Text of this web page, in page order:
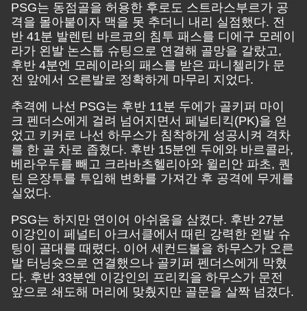
PSG는 동점골을 허용한 후로도 스트라스부르가 공
격을 몰아붙이자 맥을 못 추더니 내리 실점했다. 전
반 41분 발렌틴 바르코의 침투 패스를 디에구 모레이
라가 왼발 논스톱 슈팅으로 연결해 골망을 갈랐고,
후반 4분엔 모레이라의 패스를 받은 파니첼리가 문
전 앞에서 오른발로 정확하게 마무리 지었다.
추격에 나선 PSG는 후반 11분 두에가 골키퍼 마이
크 펜더스에게 걸려 넘어지면서 페널티킥(PK)을 얻
었고 키커로 나선 하무스가 침착하게 성공시켜 격차
를 한 골 차로 좁혔다. 후반 15분엔 두에와 바르콜라,
베라우두를 빼고 크라바츠헬리아와 윌리안 파초, 퀀
틴 은장투를 투입해 변화를 가져간 후 공격에 무게를
실었다.
PSG는 하지만 연이어 아쉬움을 삼켰다. 후반 27분
이강인이 페널티 아크서클에서 때린 강력한 왼발 슈
팅이 골대를 때렸다. 이어 세컨드볼을 하무스가 오른
발 터닝슛으로 연결했으나 골키퍼 펜더스에게 막혔
다. 후반 33분엔 이강인의 프리킥을 하무스가 문전
앞으로 쇄도해 머리에 맞췄지만 골문을 살짝 넘겼다.